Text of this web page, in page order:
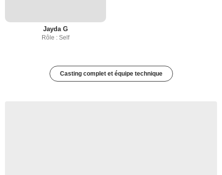
Jayda G
Rôle : Self
Casting complet et équipe technique